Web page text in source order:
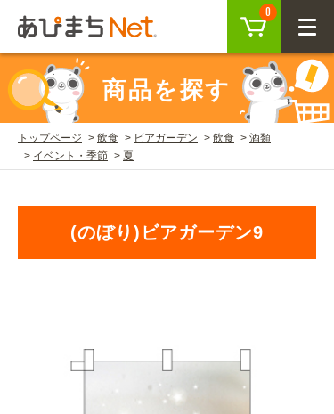
0
CLOSE
ログイン
会員登録
商品を探す
SEARCH
ご利用ガイド トップ
初めての方へ
商品を探す
トップページ 飲食 ビアガーデン 飲食
酒類
イベント・季節
夏
(のぼり)ビアガーデン9